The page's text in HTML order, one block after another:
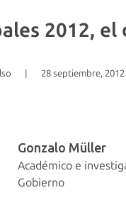
2012,
28 septiembre, 2012
Gonzalo Müller
Académico e
Gobierno